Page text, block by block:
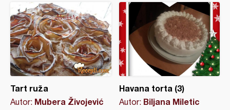
Tart ruža
Autor: Mubera Živojević
Havana torta (3)
Autor: Biljana Miletic